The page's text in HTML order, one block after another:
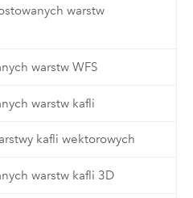
warstw
warstw WFS
warstw kafli
kafli wektorowych
warstw kafli 3D